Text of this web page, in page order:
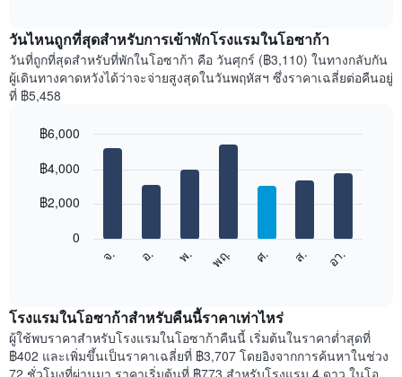
แสดง
ราคา
เฉลี่ย
ของ
ห้อง
ใน
เดือน
เดือน
แผนภูมิ
มี
แกน
วันไหนถูกที่สุดสำหรับการเข้าพักโรงแรมในโอซาก้า
วันที่ถูกที่สุดสำหรับที่พักในโอซาก้า คือ วันศุกร์ (฿3,110) ในทางกลับกัน
ผู้เดินทางคาดหวังได้ว่าจะจ่ายสูงสุดในวันพฤหัสฯ ซึ่งราคาเฉลี่ยต่อคืนอยู่
ที่ ฿5,458
chart
bars.
แผนภูมิ
แสดง
ราคา
เฉลี่ย
ของ
graphic.
จ. อ. พ. พฤ. ศ. ส. อา.
0
฿2,000
฿4,000
฿6,000
โรงแรมในโอซาก้าสำหรับคืนนี้ราคาเท่าไหร่
ผู้ใช้พบราคาสำหรับโรงแรมในโอซาก้าคืนนี้ เริ่มต้นในราคาต่ำสุดที่
฿402 และเพิ่มขึ้นเป็นราคาเฉลี่ยที่ ฿3,707 โดยอิงจากการค้นหาในช่วง